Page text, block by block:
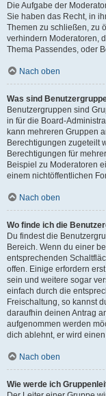
Die Aufgabe der
Sie haben das Recht, in
Themen zu schließen, zu
verhindern Moderatoren,
Thema Passendes, oder
Nach oben
Was sind
Benutzergruppen sind
in für die Board-
kann mehreren Gruppen
Berechtigungen zugeteilt
Berechtigungen für
Beispiel zu Moderatoren
einem nichtöffentlichen
Nach oben
Wo finde ich die
Du findest die
Bereich. Wenn du einer
entsprechenden
offen. Einige erfordern
sein und weitere sogar
einfach durch die
Freischaltung, so kannst
daraufhin deinen Antrag
aufgenommen werden
dich ablehnt, er wird
Nach oben
Wie werde ich